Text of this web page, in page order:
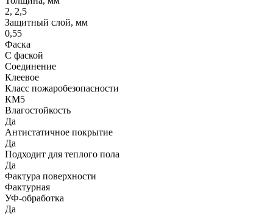
2, 2,5
Защитный слой, мм
0,55
Фаска
С фаской
Соединение
Клеевое
Класс пожаробезопасности
КМ5
Влагостойкость
Да
Антистатичное покрытие
Да
Подходит для теплого пола
Да
Фактура поверхности
Фактурная
УФ-обработка
Да